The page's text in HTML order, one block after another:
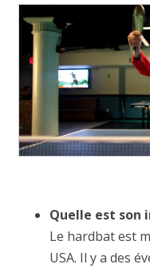
Quelle est son
Le hardbat est
USA. Il y a des